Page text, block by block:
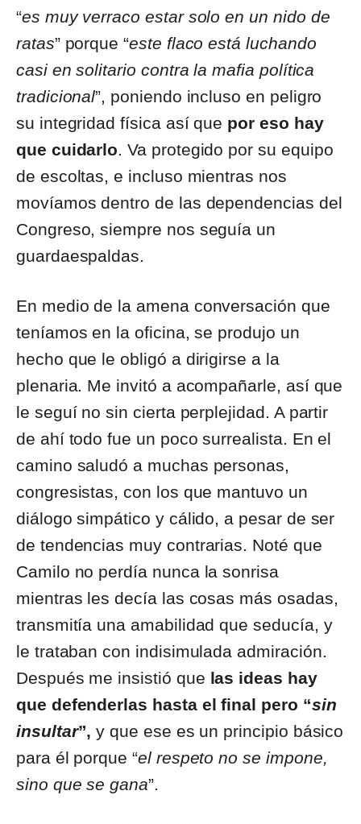
“es muy verraco estar solo en un nido de
ratas” porque “este flaco está luchando
casi en solitario contra la mafia política
tradicional”, poniendo incluso en peligro
su integridad física así que por eso hay
que cuidarlo. Va protegido por su equipo
de escoltas, e incluso mientras nos
movíamos dentro de las dependencias del
Congreso, siempre nos seguía un
guardaespaldas.
En medio de la amena conversación que
teníamos en la oficina, se produjo un
hecho que le obligó a dirigirse a la
plenaria. Me invitó a acompañarle, así que
le seguí no sin cierta perplejidad. A partir
de ahí todo fue un poco surrealista. En el
camino saludó a muchas personas,
congresistas, con los que mantuvo un
diálogo simpático y cálido, a pesar de ser
de tendencias muy contrarias. Noté que
Camilo no perdía nunca la sonrisa
mientras les decía las cosas más osadas,
transmitía una amabilidad que seducía, y
le trataban con indisimulada admiración.
Después me insistió que las ideas hay
que defenderlas hasta el final pero “sin
insultar”, y que ese es un principio básico
para él porque “el respeto no se impone,
sino que se gana”.